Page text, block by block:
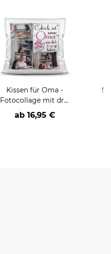
Kissen für Oma -
Fotocollage mit drei
Fotos zum selbst
Gestalten - inkl.
ab 16,95 €